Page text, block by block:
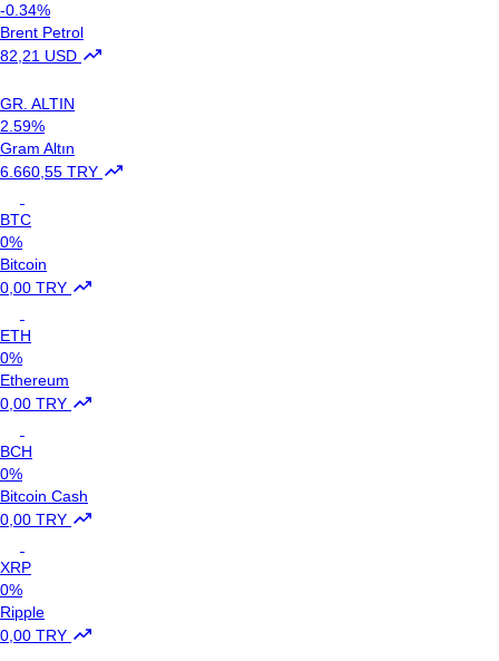
-0.34%
Brent Petrol
82,21 USD
GR. ALTIN
2.59%
Gram Altın
6.660,55 TRY
BTC
0%
Bitcoin
0,00 TRY
ETH
0%
Ethereum
0,00 TRY
BCH
0%
Bitcoin Cash
0,00 TRY
XRP
0%
Ripple
0,00 TRY